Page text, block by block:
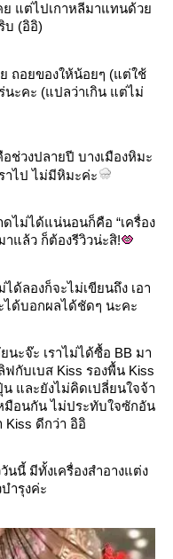
ย แต่ไปเกาหลีมาแทนด้ว
บ (อิอิ)
ถอยของให้น้อยๆ (แต่ใช้
นะคะ (แปลว่าเกิน แต่ไม่
ช่วงปลายปี บางเมืองหิมะ
าไป ไม่มีหิมะค่ะ
ดไม่ได้แน่นอนก็คือ “เครื่อง
าแล้ว ก็ต้องรีวิวน่ะสิ!
ด้ลองก็จะไม่เขียนถึง เอา
ได้บอกผลได้ชัดๆ นะคะ
นะจ๊ะ เราไม่ได้ซื้อ BB มา
ฟกับเบส Kiss รองพื้น Kiss
และยังไม่คิดเปลี่ยนใจจ้า
มือนกัน ไม่ประทับใจซักอัน
Kiss ดีกว่า อิอิ
นนี้ มีทั้งเครื่องสำอางแต่ง
ำรุงค่ะ